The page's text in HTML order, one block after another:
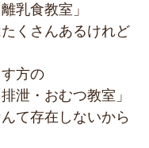
離乳食教室」
くさんあるけれど
方の
排泄・おむつ教室」
て存在しないから